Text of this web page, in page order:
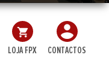
LOJA FPX CONTACTOS